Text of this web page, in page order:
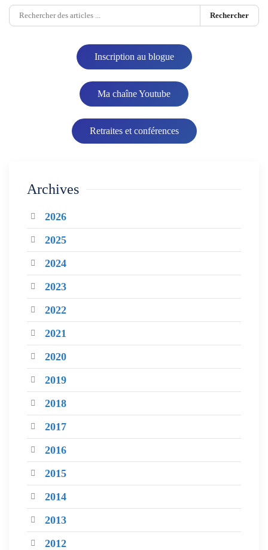
Rechercher
Inscription au blogue
Ma chaîne Youtube
Retraites et conférences
Archives
2026
2025
2024
2023
2022
2021
2020
2019
2018
2017
2016
2015
2014
2013
2012